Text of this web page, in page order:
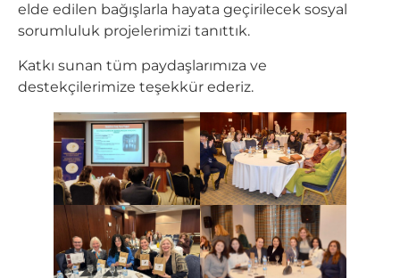
elde edilen bağışlarla hayata geçirilecek sosyal
sorumluluk projelerimizi tanıttık.
Katkı sunan tüm paydaşlarımıza ve
destekçilerimize teşekkür ederiz.